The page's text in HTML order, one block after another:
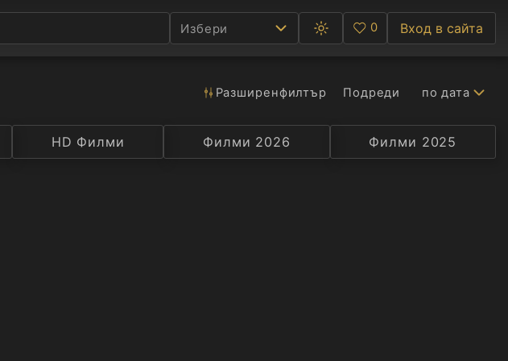
Избери
Превключване
между
светла
Любими
0 Вход в сайта
Разширенфилтър Подреди по дата
Рейтинг Селекция Превод Актьор
HD Филми Филми 2026 Филми 2025